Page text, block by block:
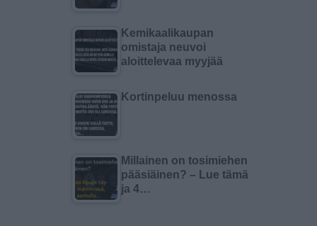
Kemikaalikaupan
omistaja neuvoi
aloittelevaa myyjää
Kortinpeluu menossa
Millainen on tosimiehen
pääsiäinen? – Lue tämä
ja 4…